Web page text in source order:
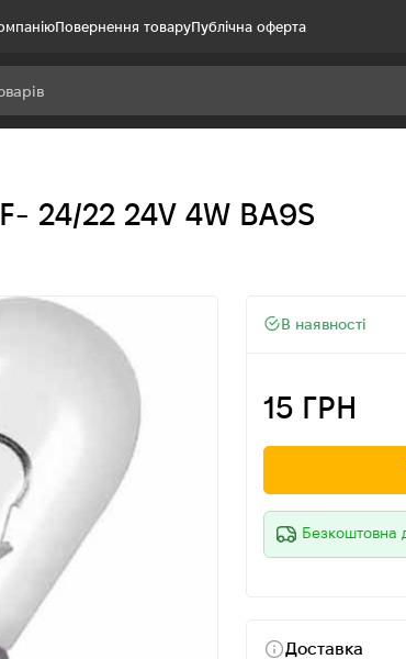
Повернення товаруПублічна оферта
24/22 24V 4W BA9S
В наявності
15 ГРН
Безкоштовна
Доставка